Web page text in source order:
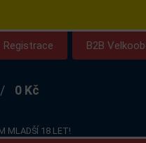
Registrace B2B
/ 0 Kč
MLADŠÍ 18 LET!